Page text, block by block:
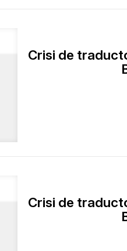
Crisi de
Crisi de